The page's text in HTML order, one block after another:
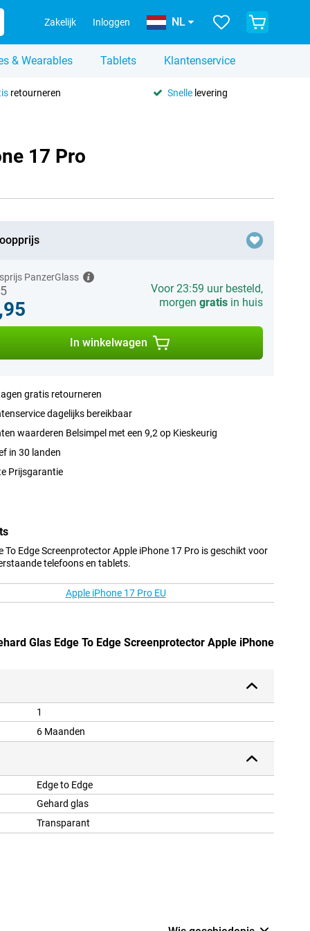
Zakelijk Inloggen NL
& Wearables Tablets Klantenservice
retourneren Snellelevering
17 Pro
PanzerGlass
Voor 23:59 uur besteld,
morgen gratisin huis
In winkelwagen
gratis retourneren
dagelijks bereikbaar
waarderen Belsimpel met een 9,2 op Kieskeurig
in 30 landen
Prijsgarantie
To Edge Screenprotector Apple iPhone 17 Pro is geschikt voor
telefoons en tablets.
Apple iPhone 17 Pro EU
Glas Edge To Edge Screenprotector Apple iPhone
1
6 Maanden
Edge to Edge
Gehard glas
Transparant